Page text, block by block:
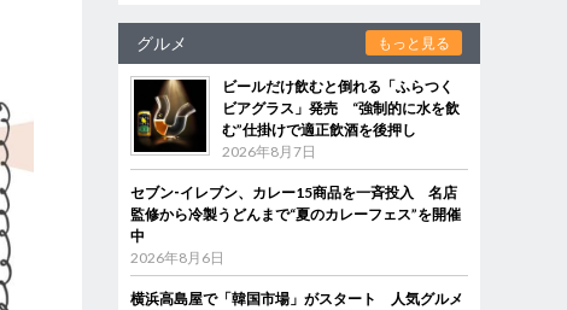
グルメ もっと見る
ビールだけ飲むと倒れる「ふらつく
ビアグラス」発売 “強制的に水を飲
む”仕掛けで適正飲酒を後押し
2026年8月7日
セブン‐イレブン、カレー15商品を一斉投入 名店
監修から冷製うどんまで“夏のカレーフェス”を開催
中
2026年8月6日
横浜高島屋で「韓国市場」がスタート 人気グルメ